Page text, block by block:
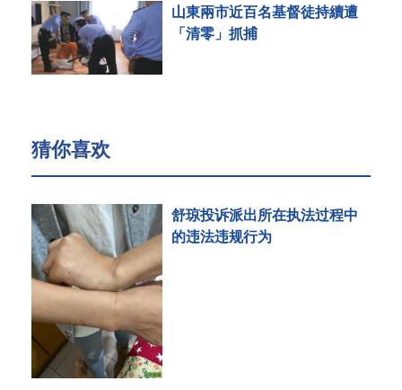
山東兩市近百名基督徒持續遭
「清零」抓捕
猜你喜欢
舒琼投诉派出所在执法过程中
的违法违规行为